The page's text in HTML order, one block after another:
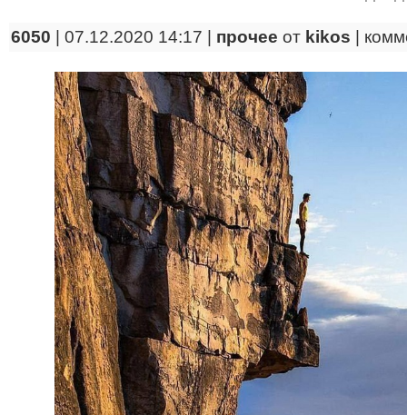
6050 | 07.12.2020 14:17 | прочее от kikos